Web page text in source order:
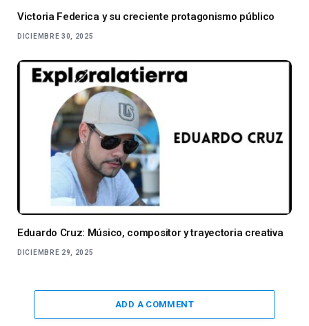
Victoria Federica y su creciente protagonismo público
DICIEMBRE 30, 2025
Eduardo Cruz: Músico, compositor y trayectoria creativa
DICIEMBRE 29, 2025
ADD A COMMENT